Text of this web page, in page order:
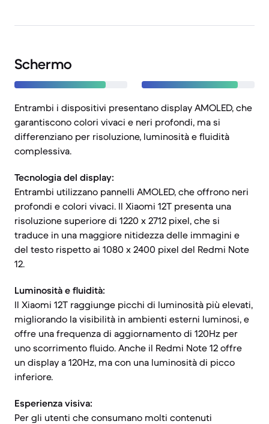
Schermo
Entrambi i dispositivi presentano display AMOLED, che
garantiscono colori vivaci e neri profondi, ma si
differenziano per risoluzione, luminosità e fluidità
complessiva.
Tecnologia del display:
Entrambi utilizzano pannelli AMOLED, che offrono neri
profondi e colori vivaci. Il Xiaomi 12T presenta una
risoluzione superiore di 1220 x 2712 pixel, che si
traduce in una maggiore nitidezza delle immagini e
del testo rispetto ai 1080 x 2400 pixel del Redmi Note
12.
Luminosità e fluidità:
Il Xiaomi 12T raggiunge picchi di luminosità più elevati,
migliorando la visibilità in ambienti esterni luminosi, e
offre una frequenza di aggiornamento di 120Hz per
uno scorrimento fluido. Anche il Redmi Note 12 offre
un display a 120Hz, ma con una luminosità di picco
inferiore.
Esperienza visiva:
Per gli utenti che consumano molti contenuti